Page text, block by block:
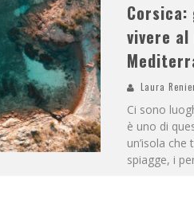
vivere
Laura
Ci sono
è uno di
un’isola
spiagge, i